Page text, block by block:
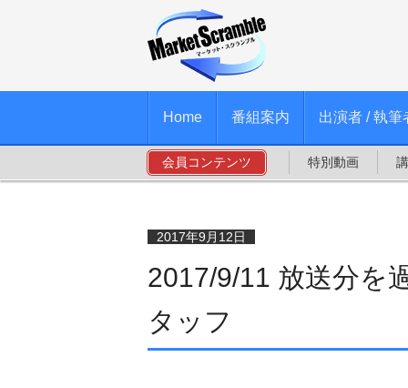
Home 番組案内 出演者 / 執筆
会員コンテンツ 特別動画
2017/9/11 放送分を
タッフ
2017年9月12日